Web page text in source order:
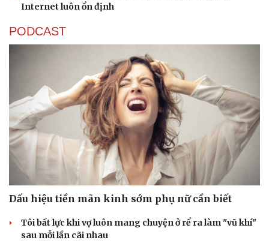
Internet luôn ổn định
PODCAST
Dấu hiệu tiền mãn kinh sớm phụ nữ cần biết
Tôi bất lực khi vợ luôn mang chuyện ở rể ra làm "vũ khí"
sau mỗi lần cãi nhau